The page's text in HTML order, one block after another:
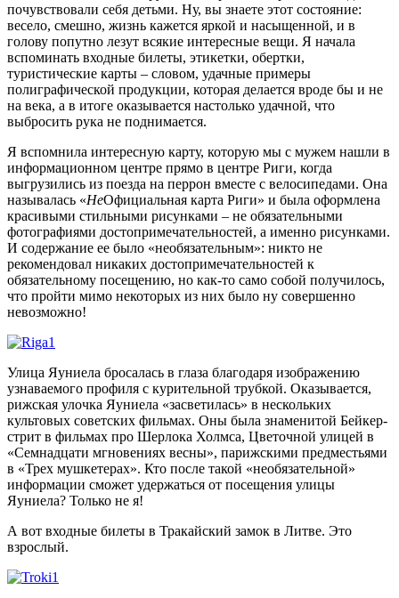
почувствовали себя детьми. Ну, вы знаете этот состояние:
весело, смешно, жизнь кажется яркой и насыщенной, и в
голову попутно лезут всякие интересные вещи. Я начала
вспоминать входные билеты, этикетки, обертки,
туристические карты – словом, удачные примеры
полиграфической продукции, которая делается вроде бы и не
на века, а в итоге оказывается настолько удачной, что
выбросить рука не поднимается.
Я вспомнила интересную карту, которую мы с мужем нашли в
информационном центре прямо в центре Риги, когда
выгрузились из поезда на перрон вместе с велосипедами. Она
называлась «НеОфициальная карта Риги» и была оформлена
красивыми стильными рисунками – не обязательными
фотографиями достопримечательностей, а именно рисунками.
И содержание ее было «необязательным»: никто не
рекомендовал никаких достопримечательностей к
обязательному посещению, но как-то само собой получилось,
что пройти мимо некоторых из них было ну совершенно
невозможно!
Улица Яуниела бросалась в глаза благодаря изображению
узнаваемого профиля с курительной трубкой. Оказывается,
рижская улочка Яуниела «засветилась» в нескольких
культовых советских фильмах. Оны была знаменитой Бейкер-
стрит в фильмах про Шерлока Холмса, Цветочной улицей в
«Семнадцати мгновениях весны», парижскими предместьями
в «Трех мушкетерах». Кто после такой «необязательной»
информации сможет удержаться от посещения улицы
Яуниела? Только не я!
А вот входные билеты в Тракайский замок в Литве. Это
взрослый.